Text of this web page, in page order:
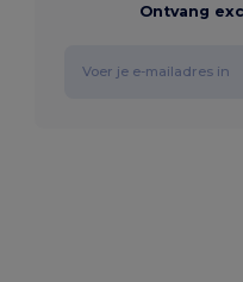
Ontvang